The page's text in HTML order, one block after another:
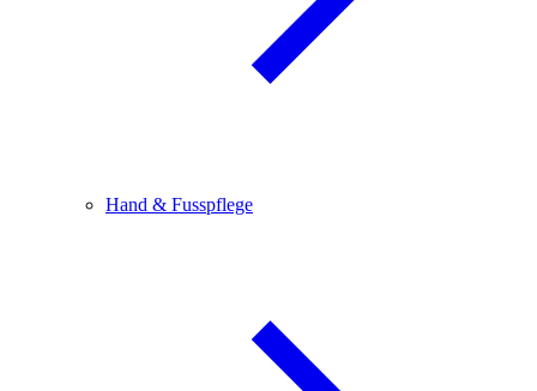
Hand & Fusspflege